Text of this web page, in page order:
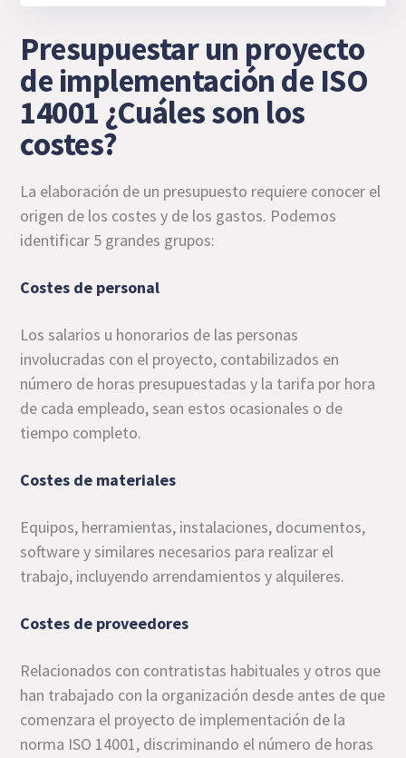
Presupuestar un proyecto
de implementación de ISO
14001 ¿Cuáles son los
costes?
La elaboración de un presupuesto requiere conocer el
origen de los costes y de los gastos. Podemos
identificar 5 grandes grupos:
Costes de personal
Los salarios u honorarios de las personas
involucradas con el proyecto, contabilizados en
número de horas presupuestadas y la tarifa por hora
de cada empleado, sean estos ocasionales o de
tiempo completo.
Costes de materiales
Equipos, herramientas, instalaciones, documentos,
software y similares necesarios para realizar el
trabajo, incluyendo arrendamientos y alquileres.
Costes de proveedores
Relacionados con contratistas habituales y otros que
han trabajado con la organización desde antes de que
comenzara el proyecto de implementación de la
norma ISO 14001, discriminando el número de horas